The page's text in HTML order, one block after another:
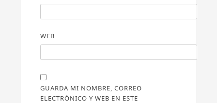
WEB
GUARDA MI NOMBRE, CORREO
ELECTRÓNICO Y WEB EN ESTE